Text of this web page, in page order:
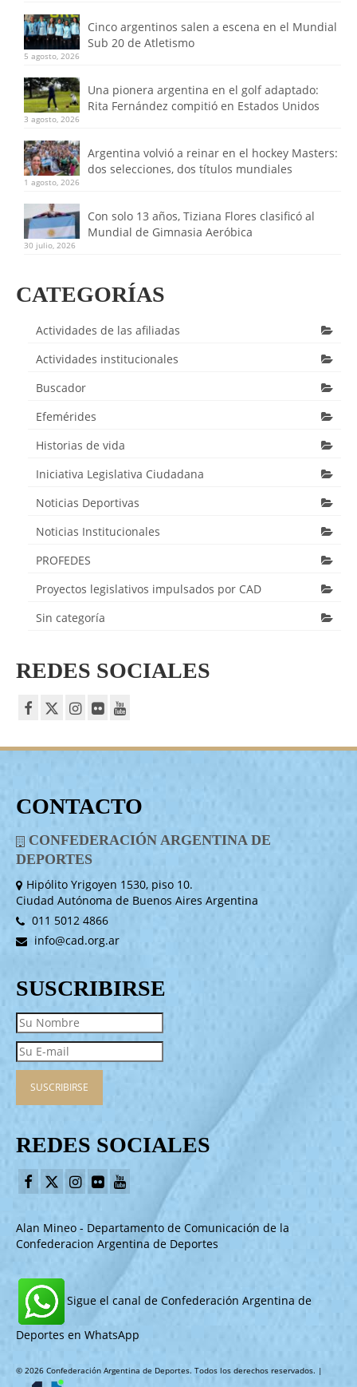
Cinco argentinos salen a escena en el Mundial
Sub 20 de Atletismo
5 agosto, 2026
Una pionera argentina en el golf adaptado:
Rita Fernández compitió en Estados Unidos
3 agosto, 2026
Argentina volvió a reinar en el hockey Masters:
dos selecciones, dos títulos mundiales
1 agosto, 2026
Con solo 13 años, Tiziana Flores clasificó al
Mundial de Gimnasia Aeróbica
30 julio, 2026
CATEGORÍAS
Actividades de las afiliadas
Actividades institucionales
Buscador
Efemérides
Historias de vida
Iniciativa Legislativa Ciudadana
Noticias Deportivas
Noticias Institucionales
PROFEDES
Proyectos legislativos impulsados por CAD
Sin categoría
REDES SOCIALES
CONTACTO
CONFEDERACIÓN ARGENTINA DE
DEPORTES
Hipólito Yrigoyen 1530, piso 10.
Ciudad Autónoma de Buenos Aires Argentina
011 5012 4866
info@cad.org.ar
SUSCRIBIRSE
REDES SOCIALES
Alan Mineo - Departamento de Comunicación de la
Confederacion Argentina de Deportes
Sigue el canal de Confederación Argentina de
Deportes en WhatsApp
© 2026 Confederación Argentina de Deportes. Todos los derechos reservados. |